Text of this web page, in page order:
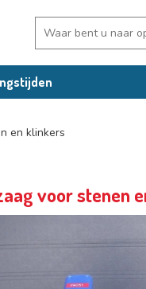
en klinkers
voor stenen